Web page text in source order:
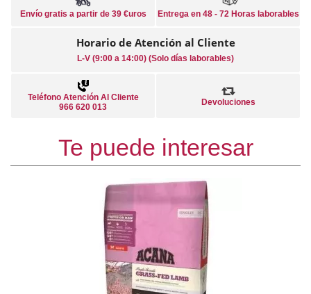
Envío gratis a partir de 39 €uros Entrega en 48 - 72 Horas laborables
Horario de Atención al Cliente
L-V (9:00 a 14:00) (Solo días laborables)
Teléfono Atención Al Cliente
966 620 013
Devoluciones
Te puede interesar